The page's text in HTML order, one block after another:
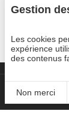
Fr
Gestion
Les cookies
expérience
des contenus
Non merci